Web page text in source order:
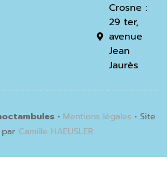
Crosne :
29 ter,
avenue
Jean
Jaurès
• Mentions légales • Site
Camille HAEUSLER.